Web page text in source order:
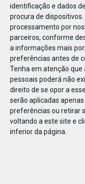
identificação e dados
procura de
processamento por
parceiros, conforme
a informações mais
preferências antes de
Tenha em atenção
pessoais poderá não
direito de se opor a
serão aplicadas
preferências ou retirar
voltando a este site e
inferior da página.